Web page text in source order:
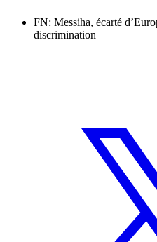
FN: Messiha, écarté
discrimination